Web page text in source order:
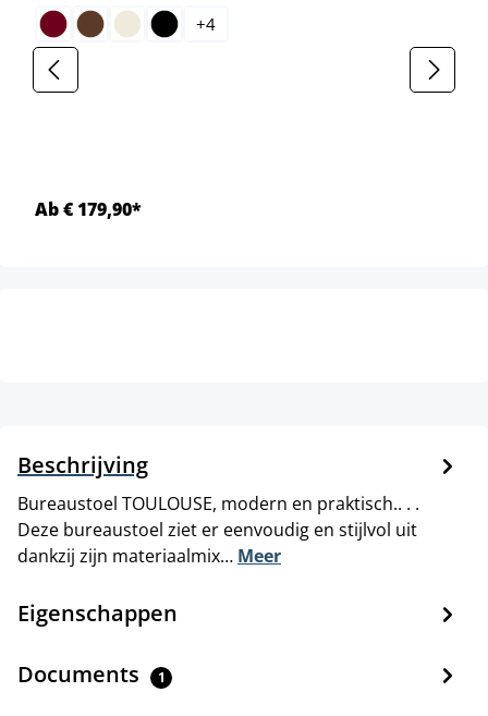
+4
Ab € 179,90*
Beschrijving
Bureaustoel TOULOUSE, modern en praktisch.. . .
Deze bureaustoel ziet er eenvoudig en stijlvol uit
dankzij zijn materiaalmix… Meer
Eigenschappen
Documents 1